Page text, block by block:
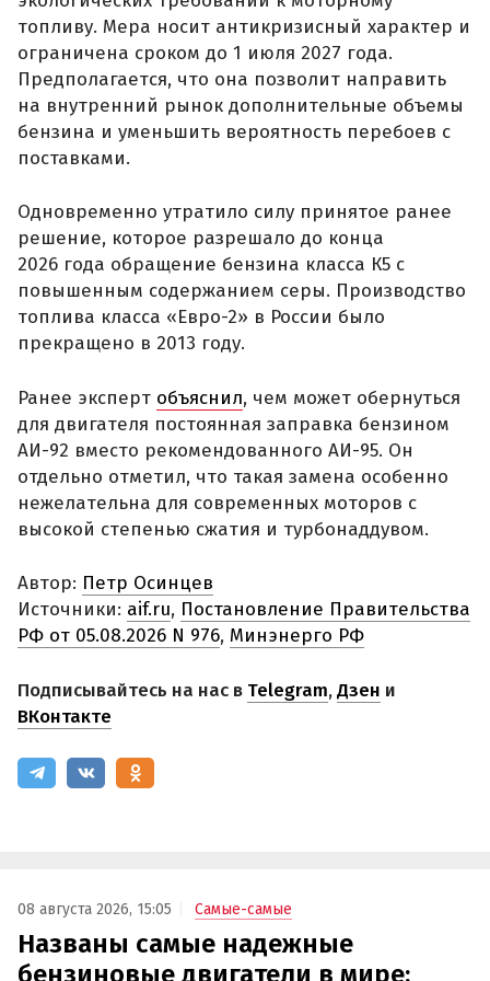
топливу. Мера носит антикризисный характер и
ограничена сроком до 1 июля 2027 года.
Предполагается, что она позволит направить
на внутренний рынок дополнительные объемы
бензина и уменьшить вероятность перебоев с
поставками.
Одновременно утратило силу принятое ранее
решение, которое разрешало до конца
2026 года обращение бензина класса К5 с
повышенным содержанием серы. Производство
топлива класса «Евро-2» в России было
прекращено в 2013 году.
Ранее эксперт объяснил, чем может обернуться
для двигателя постоянная заправка бензином
АИ-92 вместо рекомендованного АИ-95. Он
отдельно отметил, что такая замена особенно
нежелательна для современных моторов с
высокой степенью сжатия и турбонаддувом.
Автор: Петр Осинцев
Источники: aif.ru, Постановление Правительства
РФ от 05.08.2026 N 976, Минэнерго РФ
Подписывайтесь на нас в Telegram,Дзен и
ВКонтакте
08 августа 2026, 15:05 Самые-самые
Названы самые надежные
бензиновые двигатели в мире: